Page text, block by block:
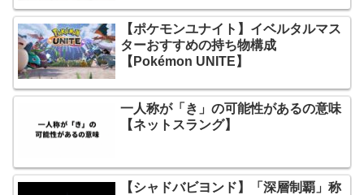
【ポケモンユナイト】イベルタルマス
ターおすすめの持ち物構成
【Pokémon UNITE】
一人称が「き」の可能性があるの意味
【ネットスラング】
【シャドバビヨンド】「深層制覇」称